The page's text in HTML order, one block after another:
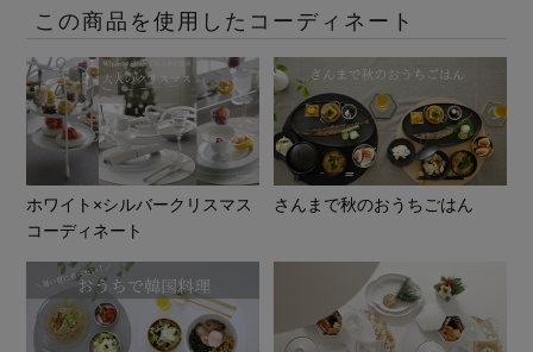
この商品を使用したコーディネート
ホワイト×シルバークリスマス
コーディネート
さんまで秋のおうちごはん